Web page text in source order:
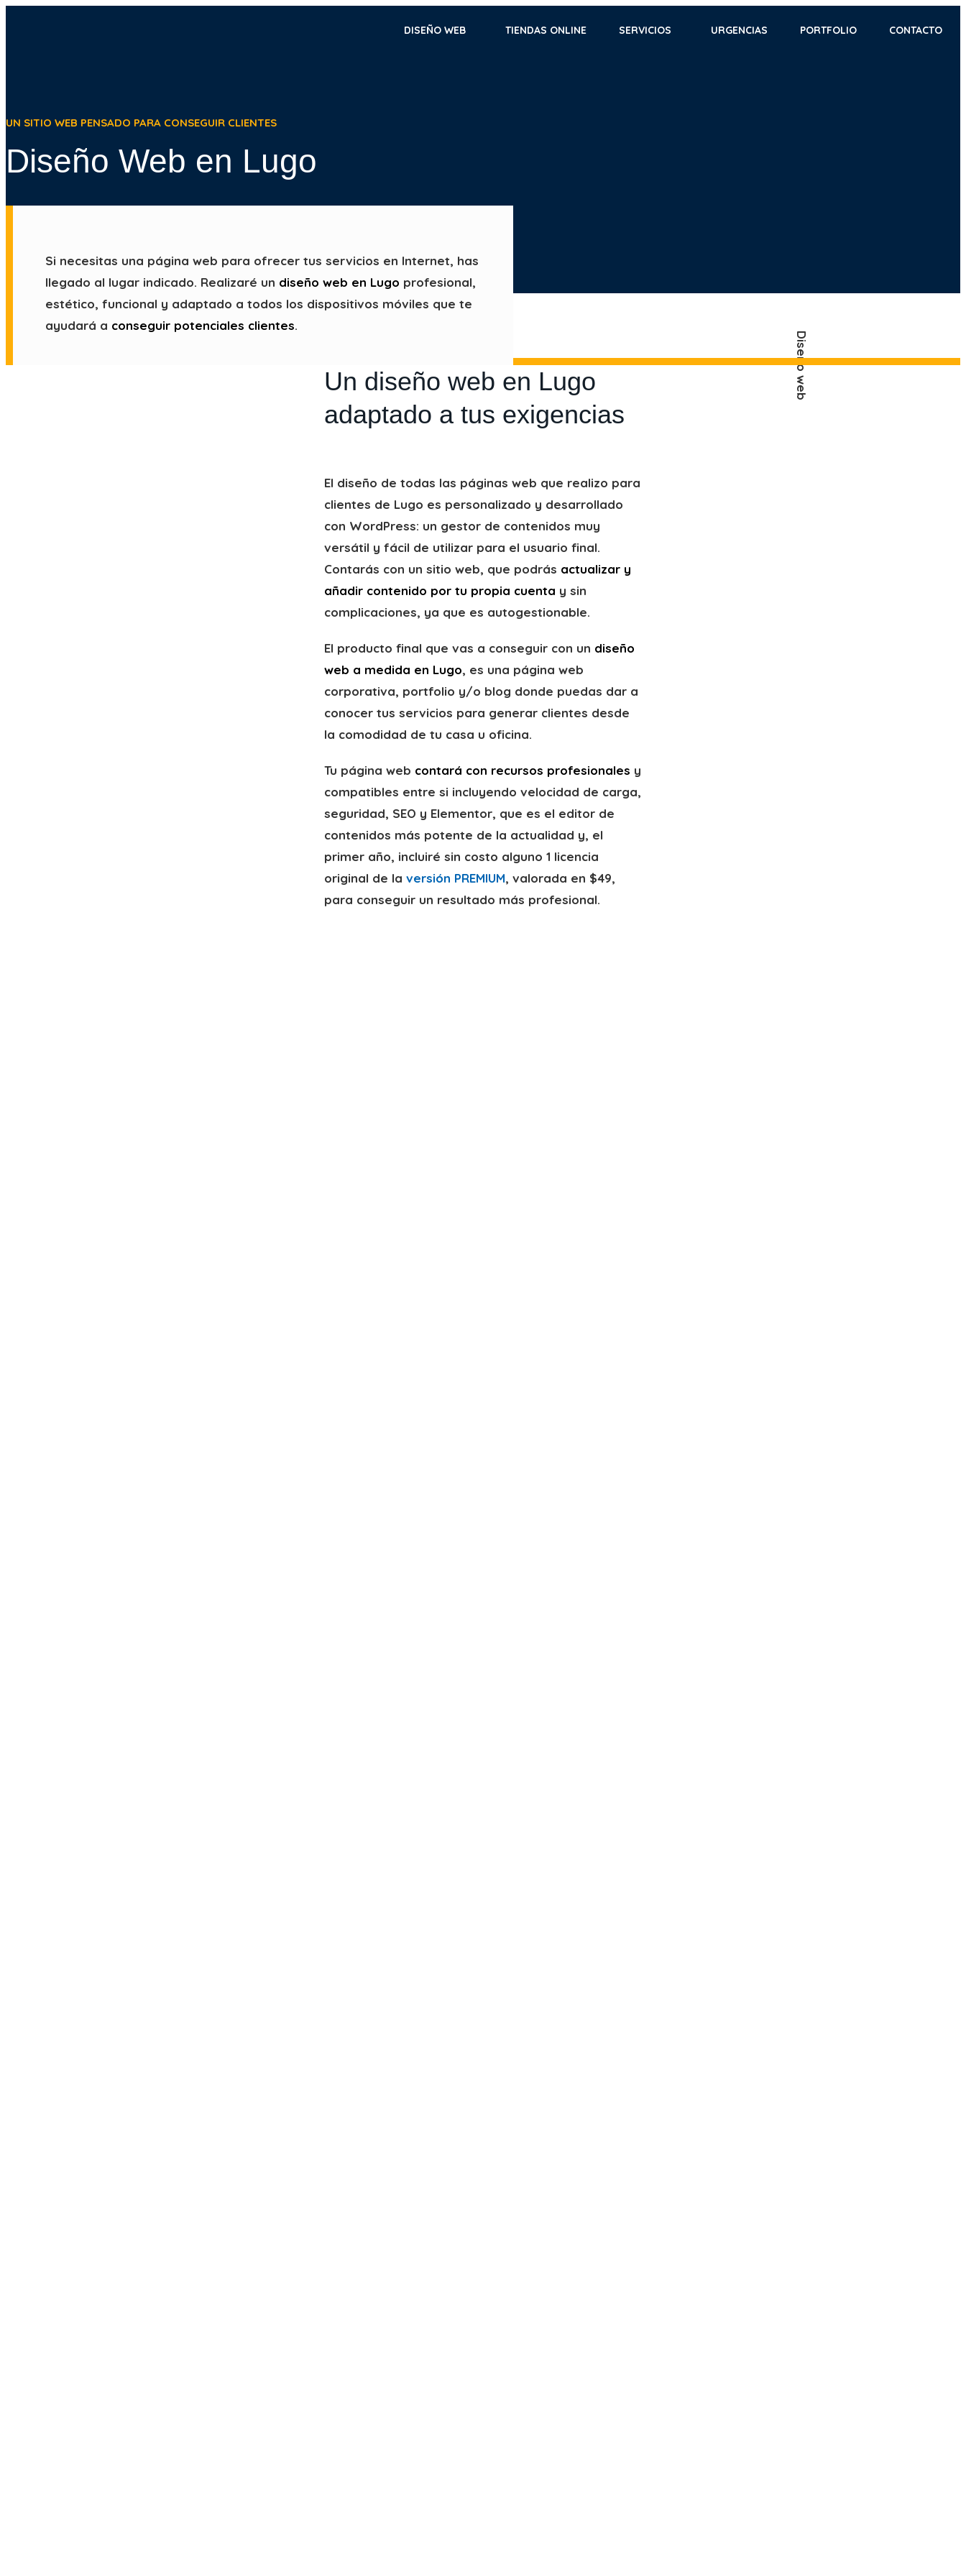
Ir
DISEÑO WEB TIENDAS ONLINE SERVICIOS URGENCIAS PORTFOLIO CONTACTO
UN SITIO WEB PENSADO PARA CONSEGUIR CLIENTES
Diseño Web en Lugo
Si necesitas una página web para ofrecer tus servicios en Internet, has
llegado al lugar indicado. Realizaré un diseño web en Lugo profesional,
estético, funcional y adaptado a todos los dispositivos móviles que te
ayudará a conseguir potenciales clientes.
Un diseño web en Lugo
adaptado a tus exigencias
El diseño de todas las páginas web que realizo para
clientes de Lugo es personalizado y desarrollado
con WordPress: un gestor de contenidos muy
versátil y fácil de utilizar para el usuario final.
Contarás con un sitio web, que podrás actualizar y
añadir contenido por tu propia cuenta y sin
complicaciones, ya que es autogestionable.
El producto final que vas a conseguir con un diseño
web a medida en Lugo, es una página web
corporativa, portfolio y/o blog donde puedas dar a
conocer tus servicios para generar clientes desde
la comodidad de tu casa u oficina.
Tu página web contará con recursos profesionales y
compatibles entre si incluyendo velocidad de carga,
seguridad, SEO y Elementor, que es el editor de
contenidos más potente de la actualidad y, el
primer año, incluiré sin costo alguno 1 licencia
original de la versión PREMIUM, valorada en $49,
para conseguir un resultado más profesional.
Diseño web